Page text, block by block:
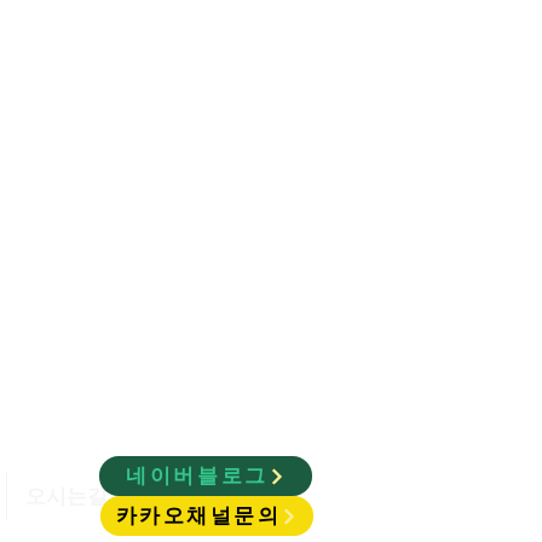
오시는길
카카오채널문의
네이버블로그